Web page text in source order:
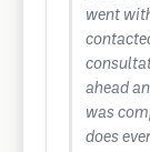
went
ahead
was
does